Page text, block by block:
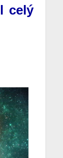
celý